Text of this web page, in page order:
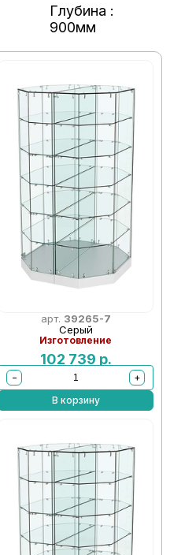
Глубина :
900мм
арт. 39265-7
Серый
Изготовление
102 739 р.
−
+
В корзину